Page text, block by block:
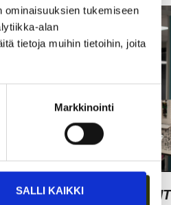
ominaisuuksien tukemiseen
alan
tietoja muihin tietoihin, joita
Markkinointi
SALLI KAIKKI
ASIAKASYMMÄRRYS